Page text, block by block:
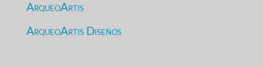
ArqueoArtis
ArqueoArtis Diseños